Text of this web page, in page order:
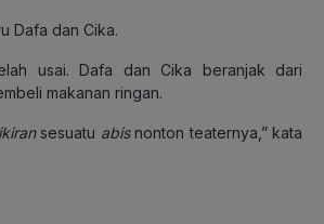
Dafa dan Cika.
usai. Dafa dan Cika beranjak dari
makanan ringan.
sesuatu abisnonton teaternya,” kata